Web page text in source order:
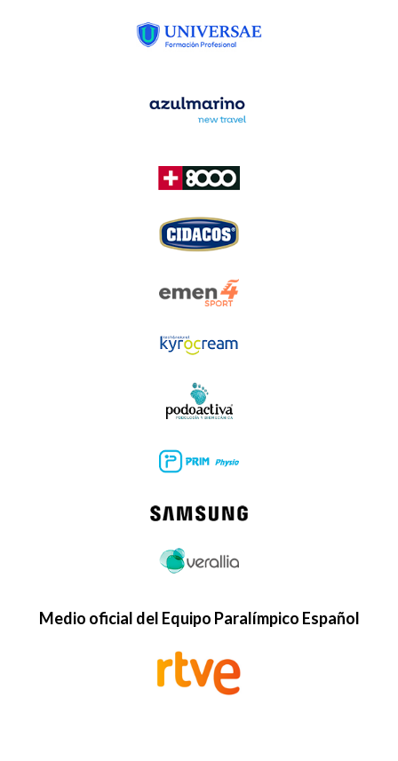
Medio oficial del Equipo Paralímpico Español